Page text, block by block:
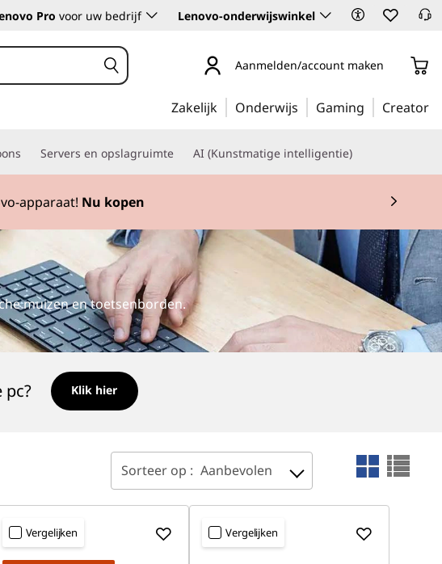
Pro voor uw bedrijf Lenovo-onderwijswinkel
Aanmelden/account maken
Zakelijk Onderwijs Gaming Creator
Servers en opslagruimte AI (Kunstmatige intelligentie)
apparaat! Nu kopen
muizen en toetsenborden.
pc? Klik hier
Sorteer op : Aanbevolen
Vergelijken Vergelijken